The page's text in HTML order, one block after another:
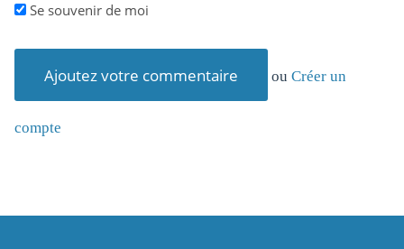
Se souvenir de moi
ouCréer un
compte